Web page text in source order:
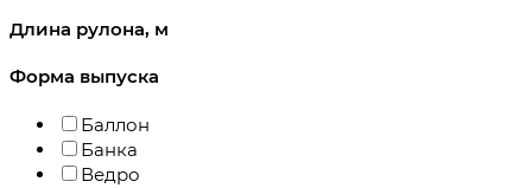
Длина рулона, м
Форма выпуска
Баллон
Банка
Ведро